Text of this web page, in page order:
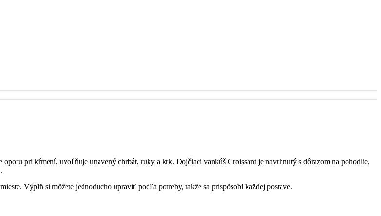
pri kŕmení, uvoľňuje unavený chrbát, ruky a krk. Dojčiaci vankúš Croissant je navrhnutý s dôrazom na pohodlie,
Výplň si môžete jednoducho upraviť podľa potreby, takže sa prispôsobí každej postave.